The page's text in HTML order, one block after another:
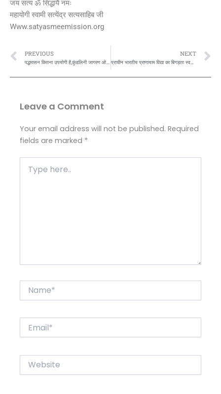
जय सत्य ॐ सिद्धायै नमः
महायोगी स्वामी सत्येंद्र सत्यसाहिब जी
Www.satyasmeemission.org
Prev
PREVIOUS NEXT
प्राचीन भारतीय प्राणायाम विद्या का बिगड़ता स्वरूप डीप ब्रीथिंग् ओर जाने सच्चा तरीका,, बता रहें है,महायोगी स्वामी सत्येंद्र सत्यसाहिब जी,,
Leave a Comment
Your email address will not be published. Required
fields are marked *
here..
Website